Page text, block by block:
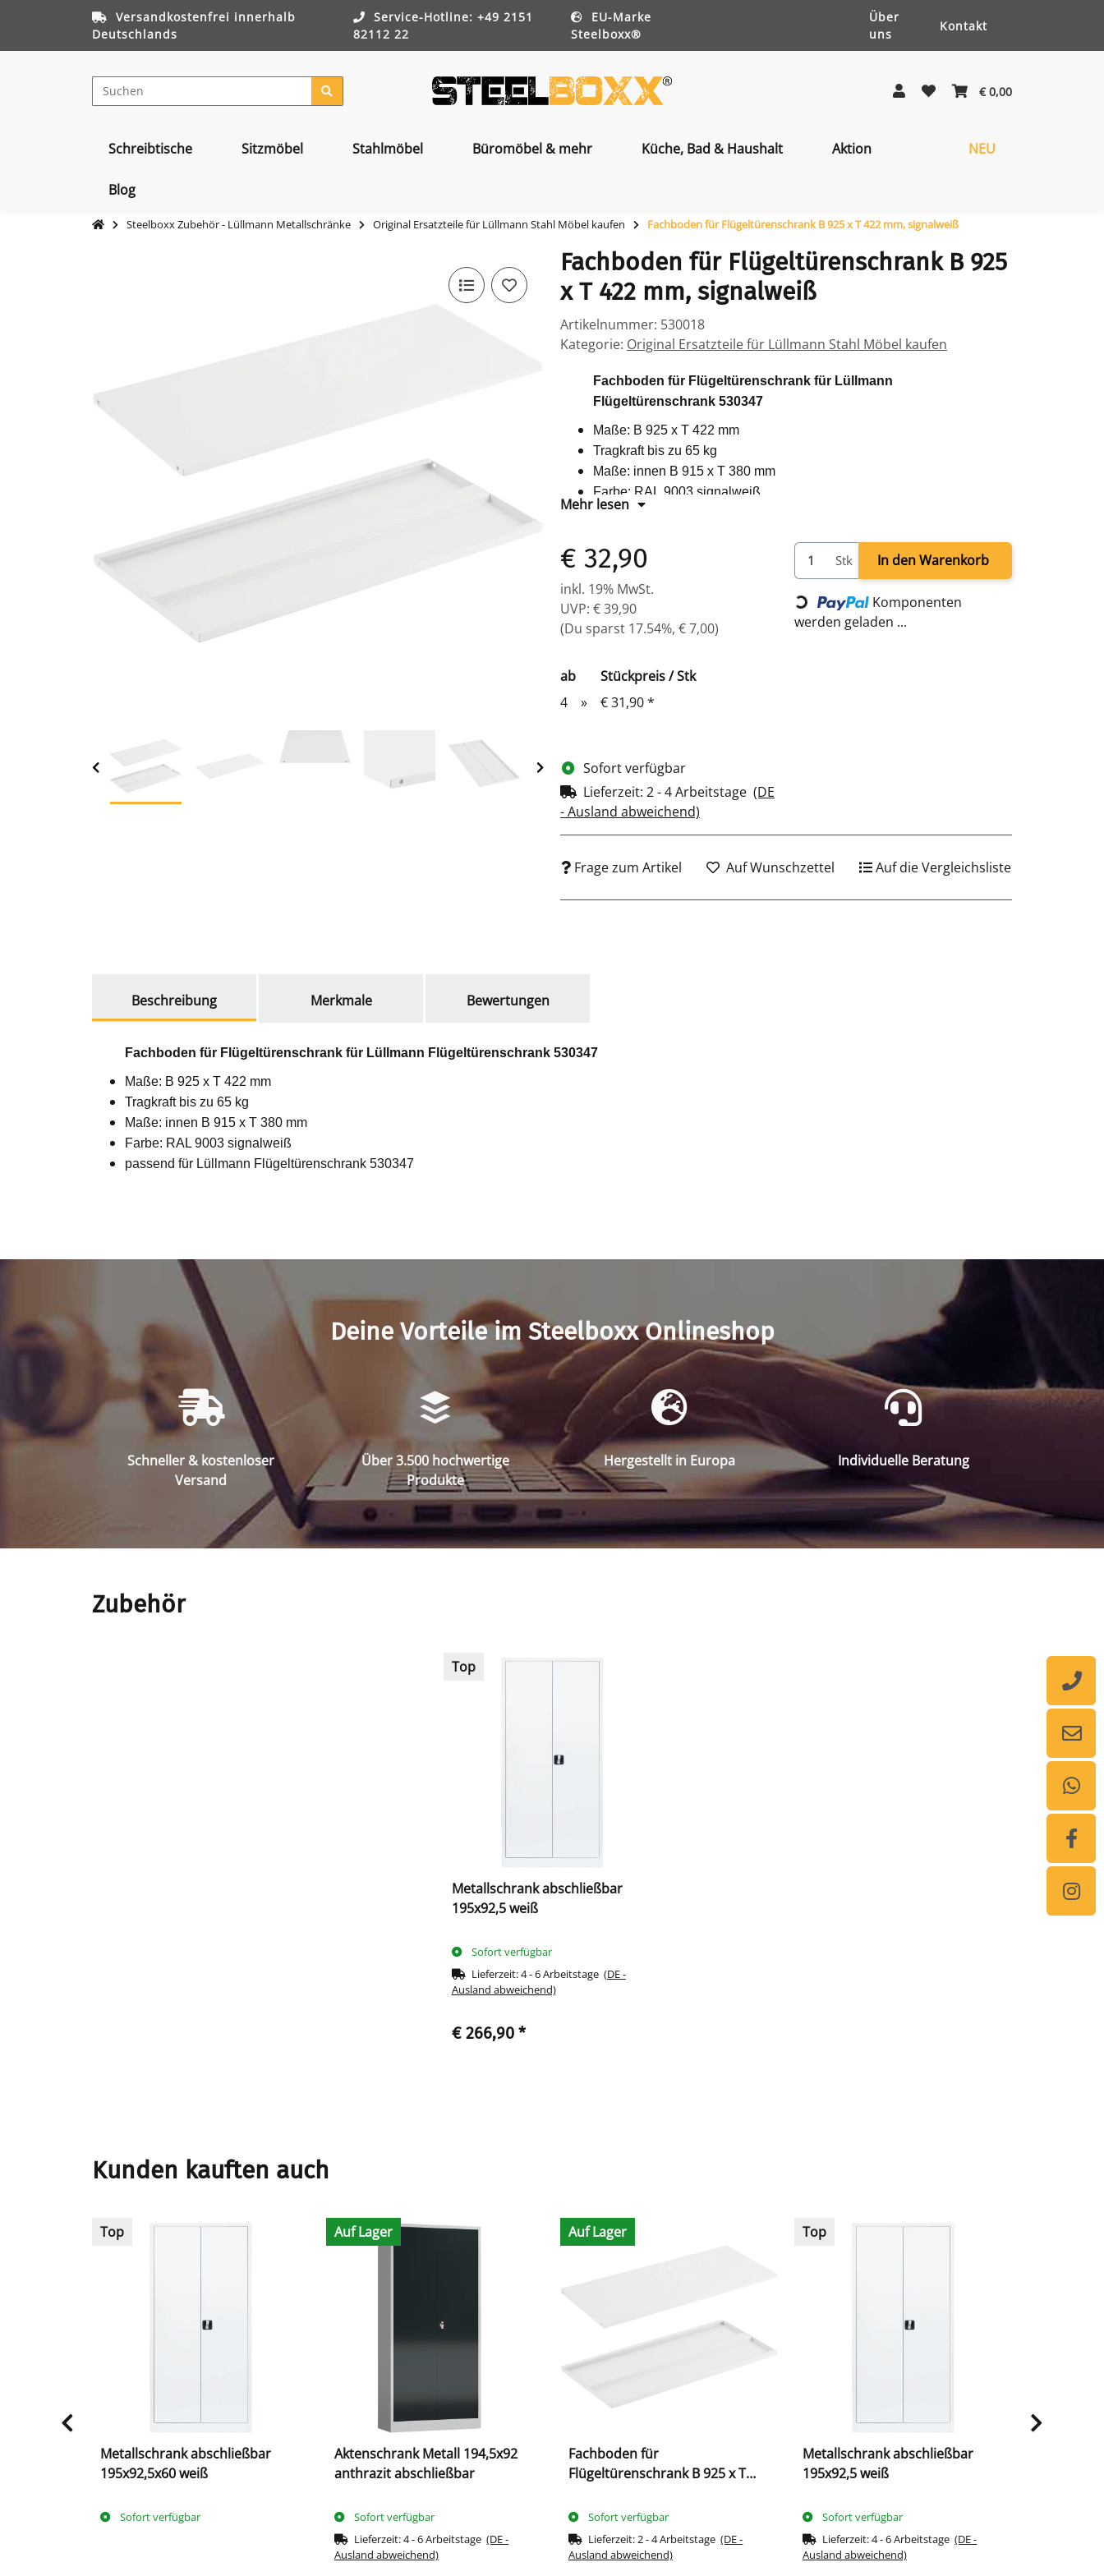
Versandkostenfrei innerhalb
Deutschlands
Service-Hotline: +49 2151
82112 22
EU-Marke
Steelboxx®
Über
uns
Kontakt
€ 0,00
Schreibtische Sitzmöbel Stahlmöbel Büromöbel & mehr Küche, Bad & Haushalt Aktion NEU
Blog
Steelboxx Zubehör - Lüllmann Metallschränke Original Ersatzteile für Lüllmann Stahl Möbel kaufen Fachboden für Flügeltürenschrank B 925 x T 422 mm, signalweiß
Fachboden für Flügeltürenschrank B 925
x T 422 mm, signalweiß
Artikelnummer: 530018
Kategorie: Original Ersatzteile für Lüllmann Stahl Möbel kaufen
Fachboden für Flügeltürenschrank für Lüllmann
Flügeltürenschrank 530347
Maße: B 925 x T 422 mm
Tragkraft bis zu 65 kg
Maße: innen B 915 x T 380 mm
Farbe: RAL 9003 signalweiß
passend für Lüllmann Flügeltürenschrank 530347
Mehr lesen
€ 32,90
inkl. 19% MwSt.
UVP: € 39,90
(Du sparst 17.54%, € 7,00)
ab
Stückpreis / Stk
4
» € 31,90*
Sofort verfügbar
Lieferzeit: 2 - 4 Arbeitstage (DE
- Ausland abweichend)
Stk In den Warenkorb
Loading...
Komponenten
werden geladen ...
Frage zum Artikel Auf Wunschzettel Auf die Vergleichsliste
Beschreibung
Merkmale Bewertungen
Fachboden für Flügeltürenschrank für Lüllmann Flügeltürenschrank 530347
Maße: B 925 x T 422 mm
Tragkraft bis zu 65 kg
Maße: innen B 915 x T 380 mm
Farbe: RAL 9003 signalweiß
passend für Lüllmann Flügeltürenschrank 530347
Deine Vorteile im Steelboxx Onlineshop
Schneller & kostenloser
Versand
Über 3.500 hochwertige
Produkte
Hergestellt in Europa Individuelle Beratung
Zubehör
Top
Metallschrank abschließbar
195x92,5 weiß
Sofort verfügbar
Lieferzeit:4 - 6 Arbeitstage (DE -
Ausland abweichend)
€ 266,90 *
Kunden kauften auch
Top
Metallschrank abschließbar
195x92,5x60 weiß
Sofort verfügbar
Auf Lager
Aktenschrank Metall 194,5x92
anthrazit abschließbar
Sofort verfügbar
Lieferzeit:4 - 6 Arbeitstage(DE -
Ausland abweichend)
Auf Lager
Fachboden für
Flügeltürenschrank B 925 x T
Sofort verfügbar
Lieferzeit:2 - 4 Arbeitstage(DE -
Ausland abweichend)
Top
Metallschrank abschließbar
195x92,5 weiß
Sofort verfügbar
Lieferzeit:4 - 6 Arbeitstage(DE -
Ausland abweichend)